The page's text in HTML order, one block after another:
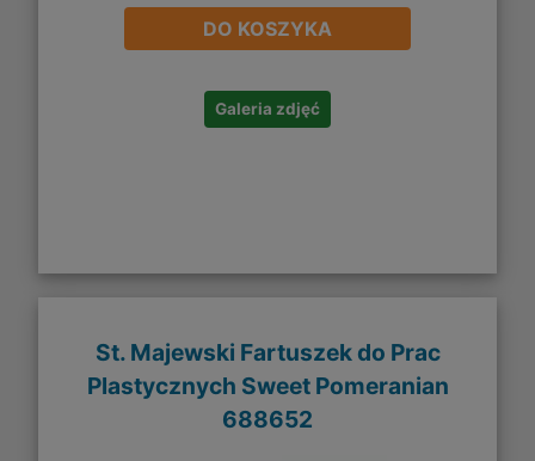
DO KOSZYKA
Galeria zdjęć
St. Majewski Fartuszek do Prac
Plastycznych Sweet Pomeranian
688652